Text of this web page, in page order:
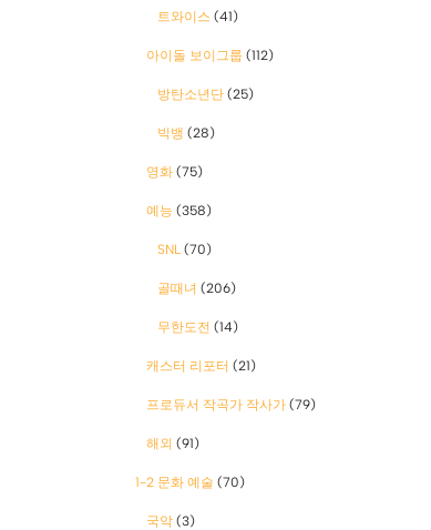
트와이스 (41)
아이돌 보이그룹 (112)
방탄소년단 (25)
빅뱅 (28)
영화 (75)
예능 (358)
SNL (70)
골때녀 (206)
무한도전 (14)
캐스터 리포터 (21)
프로듀서 작곡가 작사가 (79)
해외 (91)
1-2 문화 예술 (70)
국악 (3)